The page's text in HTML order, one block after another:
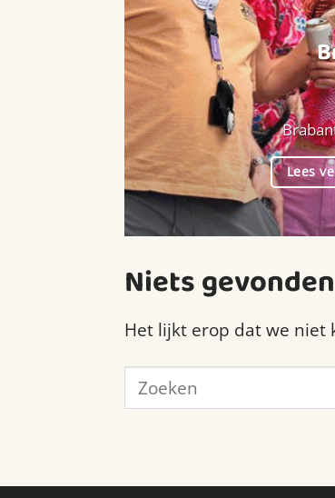
Lees
Niets gevonden
Het lijkt erop dat we niet